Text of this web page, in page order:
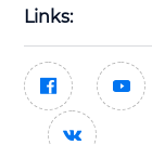
Links:
 
